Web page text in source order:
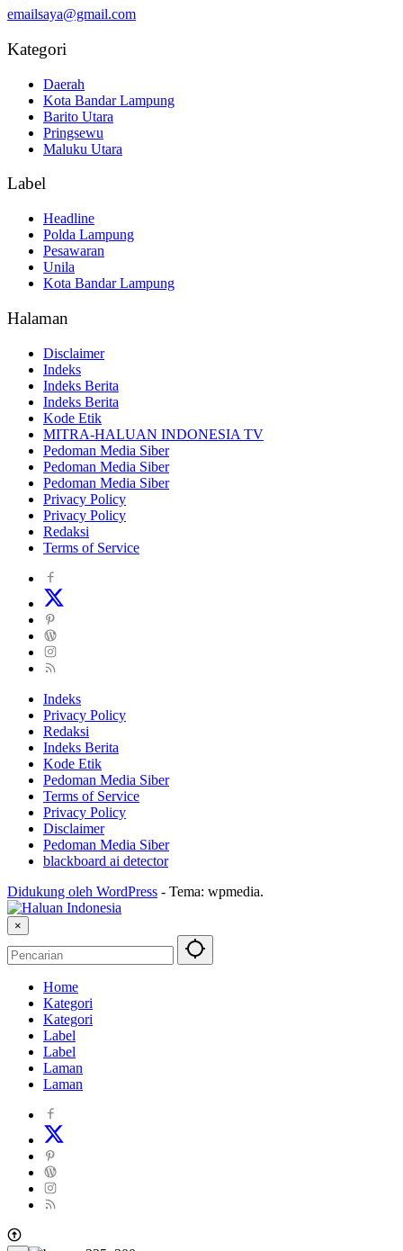
emailsaya@gmail.com
Kategori
Daerah
Kota Bandar Lampung
Barito Utara
Pringsewu
Maluku Utara
Label
Headline
Polda Lampung
Pesawaran
Unila
Kota Bandar Lampung
Halaman
Disclaimer
Indeks
Indeks Berita
Indeks Berita
Kode Etik
MITRA-HALUAN INDONESIA TV
Pedoman Media Siber
Pedoman Media Siber
Pedoman Media Siber
Privacy Policy
Privacy Policy
Redaksi
Terms of Service
Indeks
Privacy Policy
Redaksi
Indeks Berita
Kode Etik
Pedoman Media Siber
Terms of Service
Privacy Policy
Disclaimer
Pedoman Media Siber
blackboard ai detector
Didukung oleh WordPress - Tema: wpmedia.
×
Home
Kategori
Kategori
Label
Label
Laman
Laman